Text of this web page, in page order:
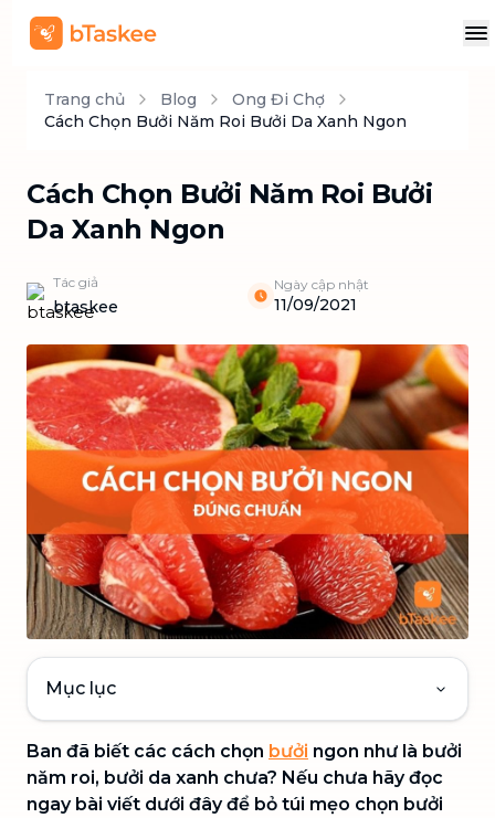
Trang chủ Blog
Ong Đi Chợ
Cách Chọn Bưởi Năm Roi Bưởi Da Xanh Ngon
Cách Chọn Bưởi Năm Roi Bưởi
Da Xanh Ngon
Tác giả
btaskee
Ngày cập nhật
11/09/2021
Mục lục
Ban đã biết các cách chọn bưởi ngon như là bưởi
năm roi, bưởi da xanh chưa? Nếu chưa hãy đọc
ngay bài viết dưới đây để bỏ túi mẹo chọn bưởi